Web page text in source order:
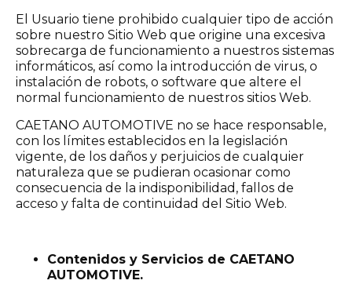
El Usuario tiene prohibido cualquier tipo de acción
sobre nuestro Sitio Web que origine una excesiva
sobrecarga de funcionamiento a nuestros sistemas
informáticos, así como la introducción de virus, o
instalación de robots, o software que altere el
normal funcionamiento de nuestros sitios Web.
CAETANO AUTOMOTIVE no se hace responsable,
con los límites establecidos en la legislación
vigente, de los daños y perjuicios de cualquier
naturaleza que se pudieran ocasionar como
consecuencia de la indisponibilidad, fallos de
acceso y falta de continuidad del Sitio Web.
Contenidos y Servicios de CAETANO
AUTOMOTIVE.